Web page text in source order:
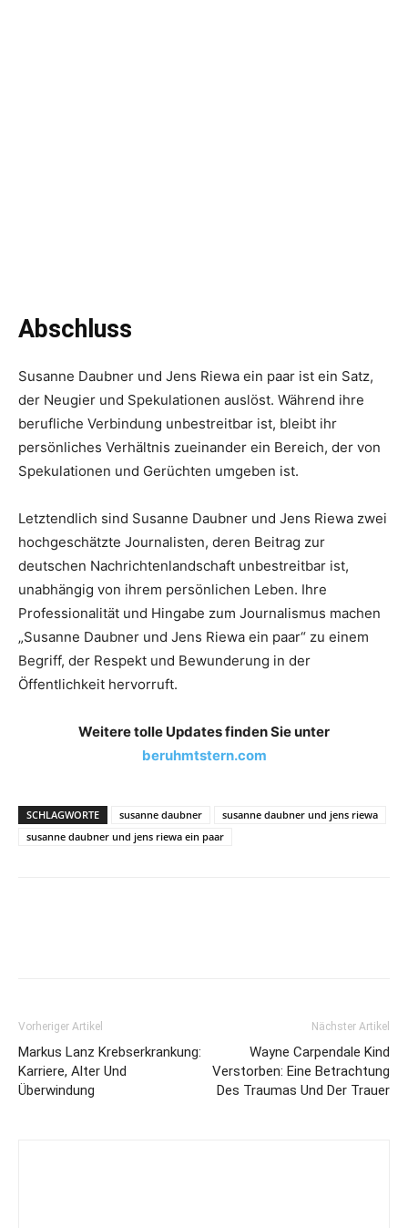
Abschluss
Susanne Daubner und Jens Riewa ein paar ist ein Satz,
der Neugier und Spekulationen auslöst. Während ihre
berufliche Verbindung unbestreitbar ist, bleibt ihr
persönliches Verhältnis zueinander ein Bereich, der von
Spekulationen und Gerüchten umgeben ist.
Letztendlich sind Susanne Daubner und Jens Riewa zwei
hochgeschätzte Journalisten, deren Beitrag zur
deutschen Nachrichtenlandschaft unbestreitbar ist,
unabhängig von ihrem persönlichen Leben. Ihre
Professionalität und Hingabe zum Journalismus machen
„Susanne Daubner und Jens Riewa ein paar“ zu einem
Begriff, der Respekt und Bewunderung in der
Öffentlichkeit hervorruft.
Weitere tolle Updates finden Sie unter
beruhmtstern.com
SCHLAGWORTE susanne daubner
susanne daubner und jens riewa
susanne daubner und jens riewa ein paar
Vorheriger Artikel
Markus Lanz Krebserkrankung:
Karriere, Alter Und
Überwindung
Nächster Artikel
Wayne Carpendale Kind
Verstorben: Eine Betrachtung
Des Traumas Und Der Trauer